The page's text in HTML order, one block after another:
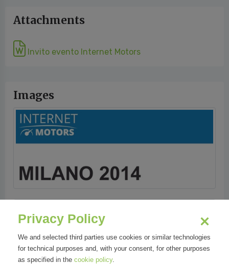
Attachments
Invito evento Internet Motors
Images
Privacy Policy
We and selected third parties use cookies or similar technologies
for technical purposes and, with your consent, for other purposes
as specified in the cookie policy.